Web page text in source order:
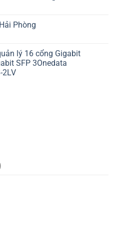
Phòng
lý 16 cổng Gigabit
SFP 3Onedata
2LV